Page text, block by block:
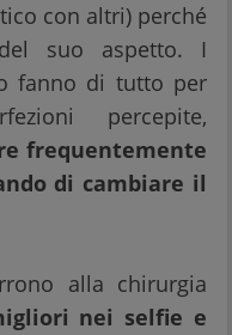
con altri) perché
suo aspetto. I
fanno di tutto per
percepite,
frequentemente
di cambiare il
alla chirurgia
nei selfie e